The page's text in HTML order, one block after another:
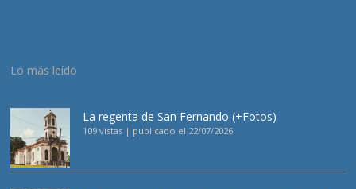
Lo más leído
La regenta de San Fernando (+Fotos)
109 vistas | publicado el 22/07/2026